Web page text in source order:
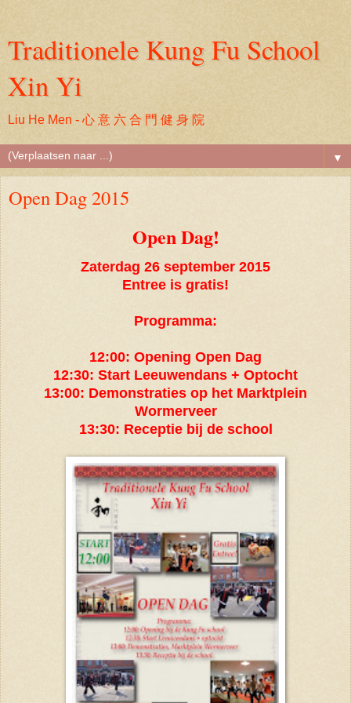
Traditionele Kung Fu School
Xin Yi
Liu He Men - 心 意 六 合 門 健 身 院
▼
Open Dag 2015
Open Dag!
Zaterdag 26 september 2015
Entree is gratis!
Programma:
12:00: Opening Open Dag
12:30: Start Leeuwendans + Optocht
13:00: Demonstraties op het Marktplein
Wormerveer
13:30: Receptie bij de school